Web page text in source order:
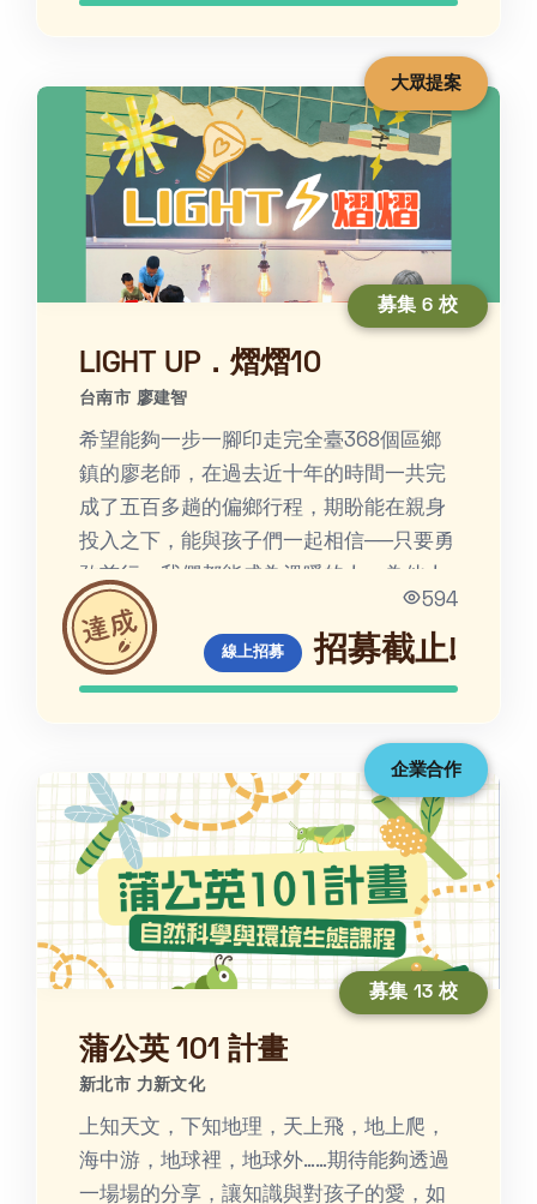
大眾提案
募集 6 校
LIGHT UP．熠熠10
台南市 廖建智
希望能夠一步一腳印走完全臺368個區鄉
鎮的廖老師，在過去近十年的時間一共完
成了五百多趟的偏鄉行程，期盼能在親身
投入之下，能與孩子們一起相信──只要勇
敢前行，我們都能成為溫暖的人，為他人
的生命帶來光輝。
594
線上招募 招募截止!
企業合作
募集 13 校
蒲公英 101 計畫
新北市 力新文化
上知天文，下知地理，天上飛，地上爬，
海中游，地球裡，地球外……期待能夠透過
一場場的分享，讓知識與對孩子的愛，如